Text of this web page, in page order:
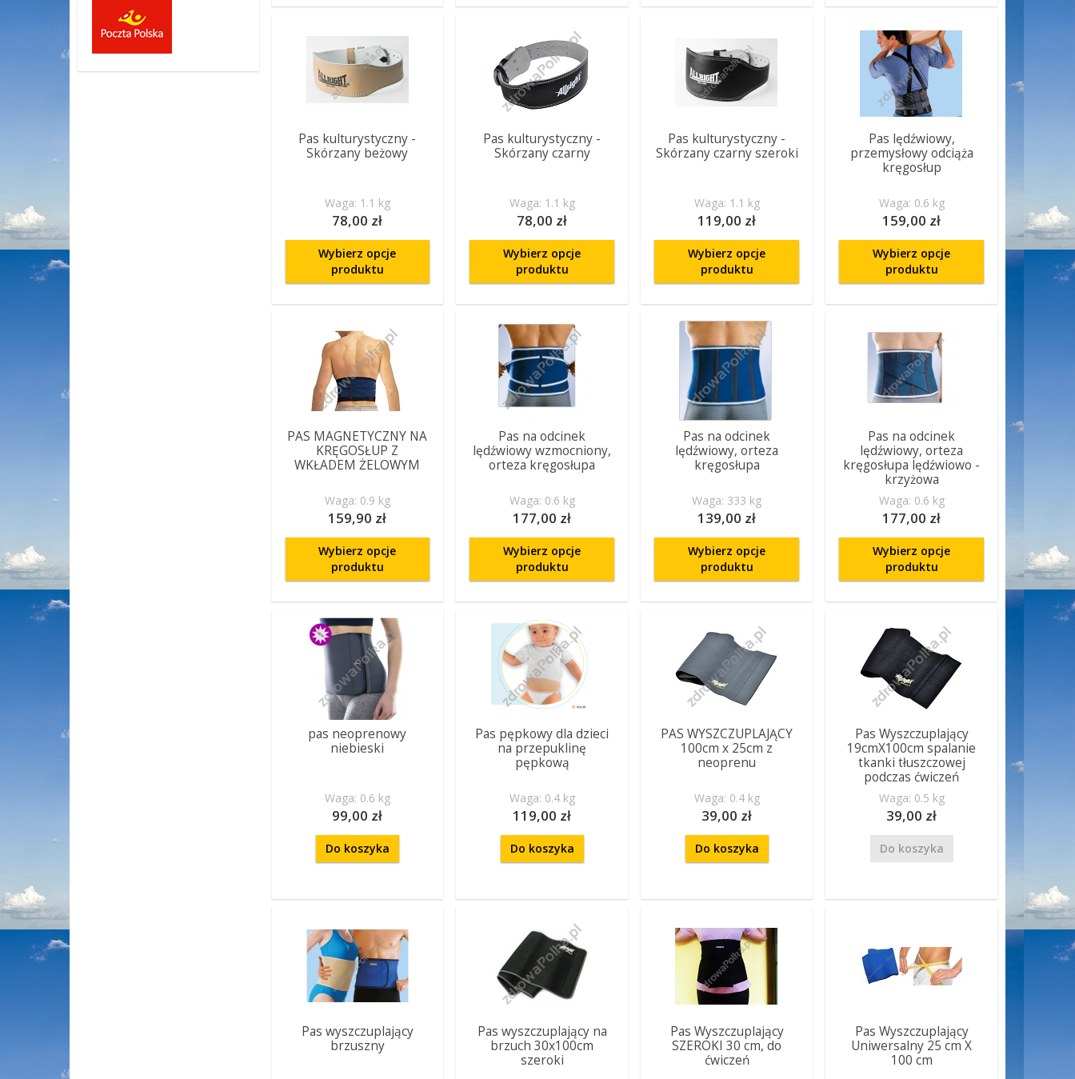
Pas kulturystyczny -
Skórzany beżowy
Waga: 1.1 kg
78,00 zł
Wybierz opcje
produktu
Pas kulturystyczny -
Skórzany czarny
Waga: 1.1 kg
78,00 zł
Wybierz opcje
produktu
Pas kulturystyczny -
Skórzany czarny szeroki
Waga: 1.1 kg
119,00 zł
Wybierz opcje
produktu
Pas lędźwiowy,
przemysłowy odciąża
kręgosłup
Waga: 0.6 kg
159,00 zł
Wybierz opcje
produktu
PAS MAGNETYCZNY NA
KRĘGOSŁUP Z
WKŁADEM ŻELOWYM
Waga: 0.9 kg
159,90 zł
Wybierz opcje
produktu
Pas na odcinek
lędźwiowy wzmocniony,
orteza kręgosłupa
Waga: 0.6 kg
177,00 zł
Wybierz opcje
produktu
Pas na odcinek
lędźwiowy, orteza
kręgosłupa
Waga: 333 kg
139,00 zł
Wybierz opcje
produktu
Pas na odcinek
lędźwiowy, orteza
kręgosłupa lędźwiowo -
krzyżowa
Waga: 0.6 kg
177,00 zł
Wybierz opcje
produktu
pas neoprenowy
niebieski
Waga: 0.6 kg
99,00 zł
Do koszyka
Pas pępkowy dla dzieci
na przepuklinę
pępkową
Waga: 0.4 kg
119,00 zł
Do koszyka
PAS WYSZCZUPLAJĄCY
100cm x 25cm z
neoprenu
Waga: 0.4 kg
39,00 zł
Do koszyka
Pas Wyszczuplający
19cmX100cm spalanie
tkanki tłuszczowej
podczas ćwiczeń
Waga: 0.5 kg
39,00 zł
Do koszyka
Pas wyszczuplający
brzuszny
Pas wyszczuplający na
brzuch 30x100cm
szeroki
Pas Wyszczuplający
SZEROKI 30 cm, do
ćwiczeń
Pas Wyszczuplający
Uniwersalny 25 cm X
100 cm